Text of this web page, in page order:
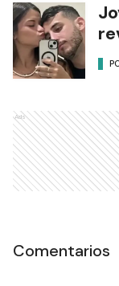
Ads
Comentarios